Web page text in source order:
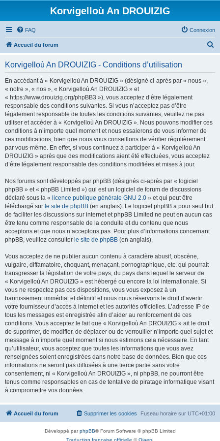
Korvigelloù An DROUIZIG
FAQ Connexion
Accueil du forum
Korvigelloù An DROUIZIG - Conditions d’utilisation
En accédant à « Korvigelloù An DROUIZIG » (désigné ci-après par « nous »,
« notre », « nos », « Korvigelloù An DROUIZIG » et
« https://www.drouizig.org/phpBB3 »), vous acceptez d’être légalement
responsable des conditions suivantes. Si vous n’acceptez pas d’être
légalement responsable de toutes les conditions suivantes, veuillez ne pas
utiliser et accéder à « Korvigelloù An DROUIZIG ». Nous pouvons modifier ces
conditions à n’importe quel moment et nous essaierons de vous informer de
ces modifications, bien que nous vous conseillons de vérifier régulièrement
par vous-même. En effet, si vous continuez à participer à « Korvigelloù An
DROUIZIG » après que des modifications aient été effectuées, vous acceptez
d’être légalement responsable des conditions modifiées et mises à jour.
Nos forums sont développés par phpBB (désignés ci-après par « logiciel
phpBB » et « phpBB Limited ») qui est un logiciel de forum de discussions
déclaré sous la « licence publique générale GNU 2.0 » et qui peut être
téléchargé sur le site de phpBB (en anglais). Le logiciel phpBB a pour seul but
de faciliter les discussions sur internet et phpBB Limited ne peut en aucun cas
être tenu comme responsable de la conduite et du contenu que nous
acceptons et que nous n’acceptons pas. Pour plus d’informations concernant
phpBB, veuillez consulter le site de phpBB (en anglais).
Vous acceptez de ne publier aucun contenu à caractère abusif, obscène,
vulgaire, diffamatoire, choquant, menaçant, pornographique, etc. qui pourrait
transgresser la législation de votre pays, du pays dans lequel le serveur de
« Korvigelloù An DROUIZIG » est hébergé ou encore la loi internationale. Si
vous ne respectez pas ces dispositions, vous vous exposez à un
bannissement immédiat et définitif et nous nous réservons le droit d’avertir
votre fournisseur d’accès à internet et les autorités officielles. L’adresse IP de
tous les messages est enregistrée afin d’aider au renforcement de ces
conditions. Vous acceptez le fait que « Korvigelloù An DROUIZIG » ait le droit
de supprimer, de modifier, de déplacer ou de verrouiller n’importe quel sujet et
message à n’importe quel moment si nous estimons cela nécessaire. En tant
qu’utilisateur, vous acceptez que toutes les informations que vous avez
renseignées soient enregistrées dans notre base de données. Bien que ces
informations ne seront pas diffusées à une tierce partie sans votre
consentement, ni « Korvigelloù An DROUIZIG », ni phpBB, ne pourront être
tenus comme responsables en cas de tentative de piratage informatique visant
à compromettre vos données.
Accueil du forum Fuseau horaire sur UTC+01:00
Supprimer les cookies
Développé parphpBB® Forum Software © phpBB Limited
Traduction française officielle ©Qiaeru